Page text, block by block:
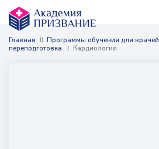
Условия обучения
Главная Программы обучения для врачей
переподготовка
Кардиология